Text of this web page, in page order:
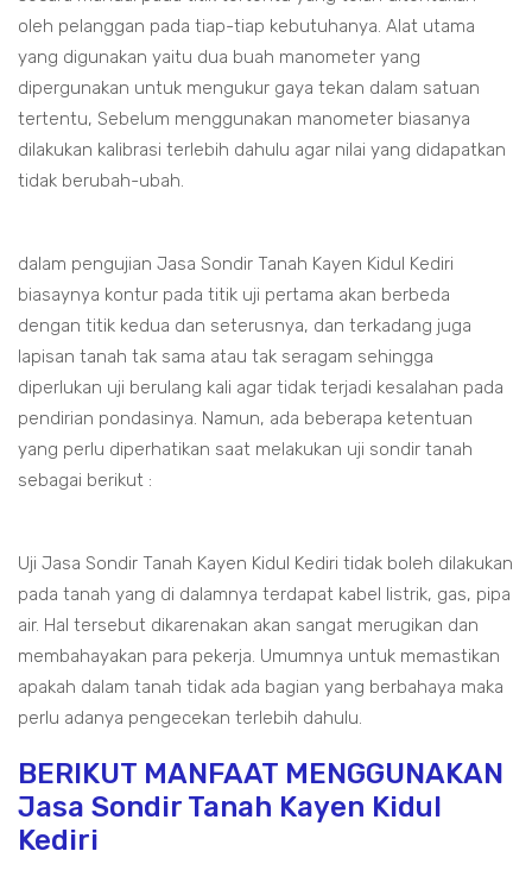
oleh pelanggan pada tiap-tiap kebutuhanya. Alat utama
yang digunakan yaitu dua buah manometer yang
dipergunakan untuk mengukur gaya tekan dalam satuan
tertentu, Sebelum menggunakan manometer biasanya
dilakukan kalibrasi terlebih dahulu agar nilai yang didapatkan
tidak berubah-ubah.
dalam pengujian Jasa Sondir Tanah Kayen Kidul Kediri
biasaynya kontur pada titik uji pertama akan berbeda
dengan titik kedua dan seterusnya, dan terkadang juga
lapisan tanah tak sama atau tak seragam sehingga
diperlukan uji berulang kali agar tidak terjadi kesalahan pada
pendirian pondasinya. Namun, ada beberapa ketentuan
yang perlu diperhatikan saat melakukan uji sondir tanah
sebagai berikut :
Uji Jasa Sondir Tanah Kayen Kidul Kediri tidak boleh dilakukan
pada tanah yang di dalamnya terdapat kabel listrik, gas, pipa
air. Hal tersebut dikarenakan akan sangat merugikan dan
membahayakan para pekerja. Umumnya untuk memastikan
apakah dalam tanah tidak ada bagian yang berbahaya maka
perlu adanya pengecekan terlebih dahulu.
BERIKUT MANFAAT MENGGUNAKAN
Jasa Sondir Tanah Kayen Kidul
Kediri